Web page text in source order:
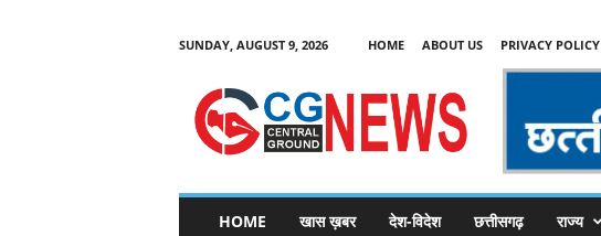
SUNDAY, AUGUST 9, 2026 HOME ABOUT US PRIVACY POLICY
C
HOME खास ख़बर देश-विदेश छत्तीसगढ़ राज्य